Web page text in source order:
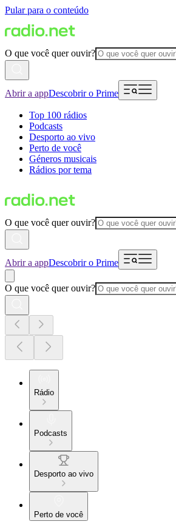
Pular para o conteúdo
O que você quer ouvir?
Abrir a appDescobrir o Prime
Top 100 rádios
Podcasts
Desporto ao vivo
Perto de você
Géneros musicais
Rádios por tema
O que você quer ouvir?
Abrir a appDescobrir o Prime
O que você quer ouvir?
Rádio
Podcasts
Desporto ao vivo
Perto de você